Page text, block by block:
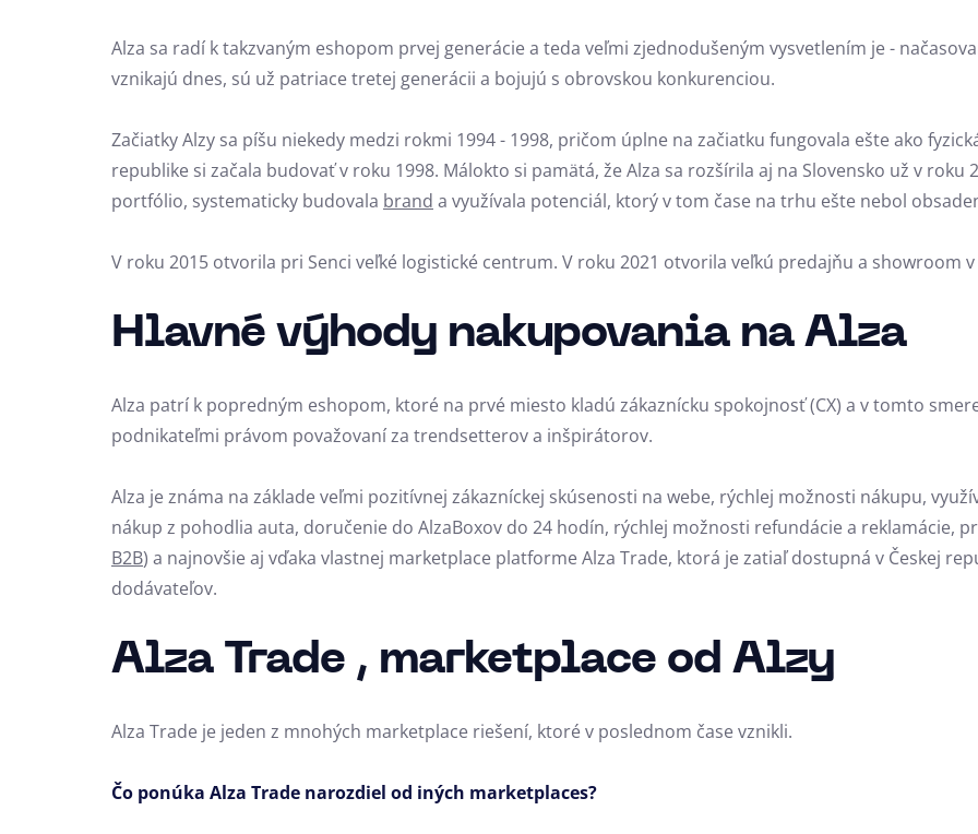
Alza sa radí k takzvaným eshopom prvej generácie a teda veľmi zjednodušeným vysvetlením je -
vznikajú dnes, sú už patriace tretej generácii a bojujú s obrovskou konkurenciou.
Začiatky Alzy sa píšu niekedy medzi rokmi 1994 - 1998, pričom úplne na začiatku fungovala ešte ako
republike si začala budovať v roku 1998. Málokto si pamätá, že Alza sa rozšírila aj na Slovensko už v
portfólio, systematicky budovala brand a využívala potenciál, ktorý v tom čase na trhu ešte nebol
V roku 2015 otvorila pri Senci veľké logistické centrum. V roku 2021 otvorila veľkú predajňu a showroom v
Hlavné výhody nakupovania na Alza
Alza patrí k popredným eshopom, ktoré na prvé miesto kladú zákaznícku spokojnosť (CX) a v tomto
podnikateľmi právom považovaní za trendsetterov a inšpirátorov.
Alza je známa na základe veľmi pozitívnej zákazníckej skúsenosti na webe, rýchlej možnosti nákupu,
nákup z pohodlia auta, doručenie do AlzaBoxov do 24 hodín, rýchlej možnosti refundácie a reklamácie,
B2B) a najnovšie aj vďaka vlastnej marketplace platforme Alza Trade, ktorá je zatiaľ dostupná v Českej
dodávateľov.
Alza Trade , marketplace od Alzy
Alza Trade je jeden z mnohých marketplace riešení, ktoré v poslednom čase vznikli.
Čo ponúka Alza Trade narozdiel od iných marketplaces?